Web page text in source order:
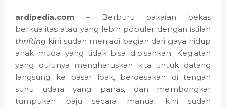
ardipedia.com –Berburu pakaian bekas
berkualitas atau yang lebih populer dengan istilah
thrifting kini sudah menjadi bagian dari gaya hidup
anak muda yang tidak bisa dipisahkan. Kegiatan
yang dulunya mengharuskan kita untuk datang
langsung ke pasar loak, berdesakan di tengah
suhu udara yang panas, dan membongkar
tumpukan baju secara manual kini sudah